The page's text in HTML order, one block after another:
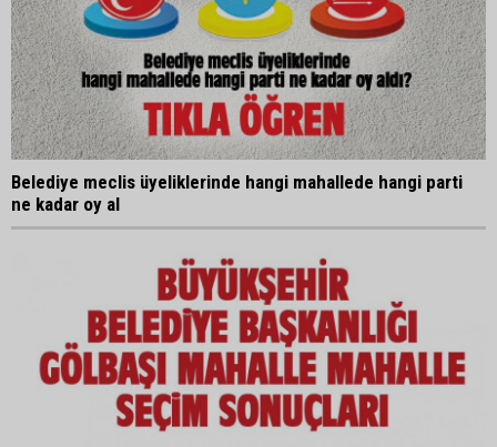
Belediye meclis üyeliklerinde hangi mahallede hangi parti
ne kadar oy al